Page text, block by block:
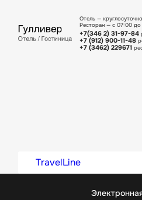
МЕНЮ РЕСТОРАНА
Отель — круглосуточно
Ресторан — с 07:00
+7(346 2) 31-97-84
+7 (912) 900-11-48
+7 (3462) 229671
TravelLine